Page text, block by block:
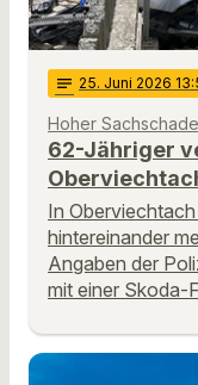
notes 25. Juni 2026
Hoher
62-Jähriger
In
hintereinander
Angaben der
mit einer Skoda-